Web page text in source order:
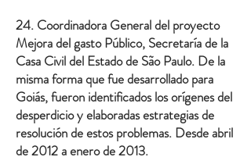
24. Coordinadora General del proyecto
Mejora del gasto Público, Secretaría de la
Casa Civil del Estado de São Paulo. De la
misma forma que fue desarrollado para
Goiás, fueron identificados los orígenes del
desperdicio y elaboradas estrategias de
resolución de estos problemas. Desde abril
de 2012 a enero de 2013.